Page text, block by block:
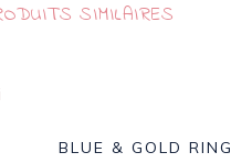
SIMILAIRES
BLUE & GOLD RING